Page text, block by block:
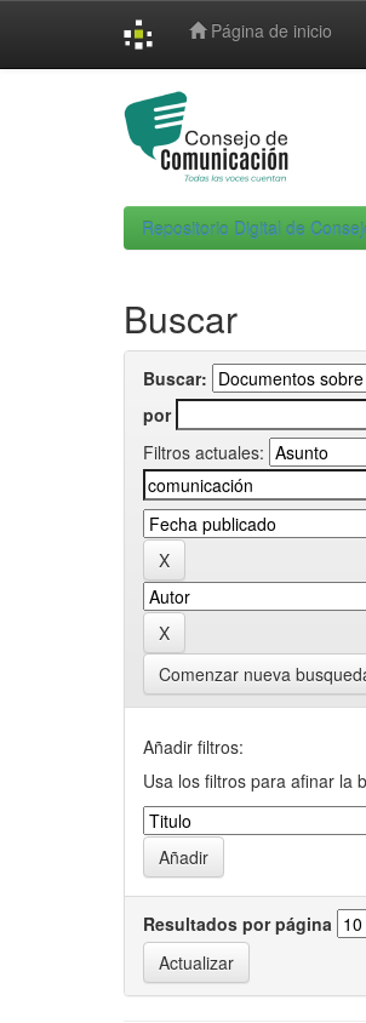
Página de inicio
Repositorio Digital de
Buscar
Buscar:
por
Filtros actuales:
Comenzar nueva
Añadir filtros:
Usa los filtros para afinar la
Resultados por página